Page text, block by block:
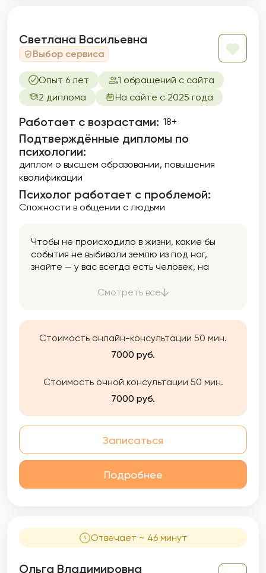
Светлана Васильевна
Выбор сервиса
Опыт 6 лет
1 обращений с сайта
2 диплома
На сайте с 2025 года
Работает с возрастами: 18+
Подтверждённые дипломы по
психологии:
диплом о высшем образовании повышения
квалификации
Психолог работает с проблемой:
Сложности в общении с людьми
Чтобы не происходило в жизни, какие бы
события не выбивали землю из под ног,
знайте — у вас всегда есть человек, на
Этот человек Вы сами. А я помогу вам лучше
Смотреть все
Стоимость онлайн-консультации 50 мин.
7000 руб.
Стоимость очной консультации 50 мин.
7000 руб.
Записаться
Подробнее
Отвечает ~ 46 минут
Ольга Владимировна